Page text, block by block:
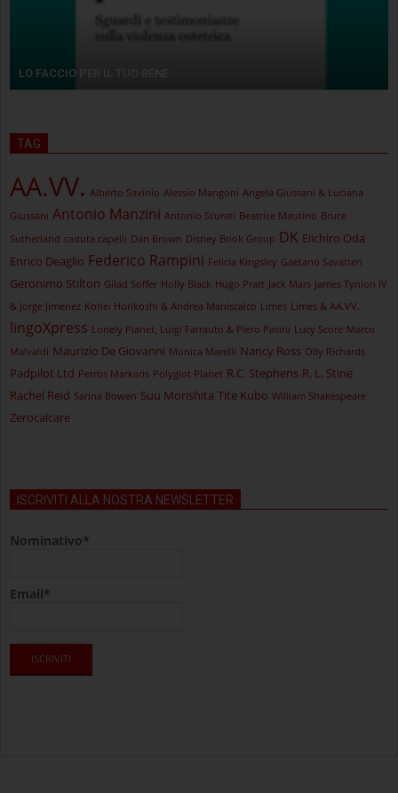
LO FACCIO PER IL TUO BENE
TAG
AA.VV. Alberto Savinio Alessio Mangoni Angela Giussani & Luciana
Giussani Antonio Manzini Antonio Scurati Beatrice Mautino Bruce
Sutherland caduta capelli Dan Brown Disney Book Group DK Eiichiro Oda
Enrico Deaglio Federico Rampini Felicia Kingsley Gaetano Savatteri
Geronimo Stilton Gilad Soffer Holly Black Hugo Pratt Jack Mars James Tynion IV
& Jorge Jimenez Kohei Horikoshi & Andrea Maniscalco Limes Limes & AA.VV.
lingoXpress Lonely Planet, Luigi Farrauto & Piero Pasini Lucy Score Marco
Malvaldi Maurizio De Giovanni Monica Marelli Nancy Ross Olly Richards
Padpilot Ltd Petros Markaris Polyglot Planet R.C. Stephens R. L. Stine
Rachel Reid Sarina Bowen Suu Morishita Tite Kubo William Shakespeare
Zerocalcare
ISCRIVITI ALLA NOSTRA NEWSLETTER
Nominativo*
Email*